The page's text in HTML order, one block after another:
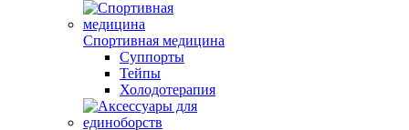
Спортивная медицина
Суппорты
Тейпы
Холодотерапия